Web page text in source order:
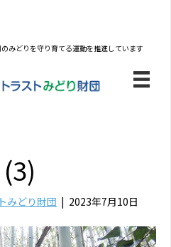
みどりを守り育てる運動を推進しています
みどり財団 | 2023年7月10日